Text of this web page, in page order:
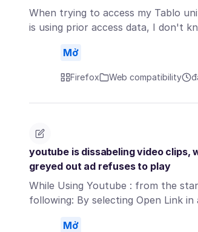
When trying to access my Tablo
is using prior access data, I don't
Mở
Firefox Web compatibility
youtube is dissabeling video clips,
greyed out ad refuses to play
While Using Youtube : from the
following: By selecting Open Link
Mở